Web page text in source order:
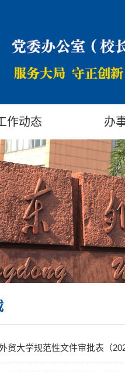
作动态 办
贸大学规范性文件审批表（